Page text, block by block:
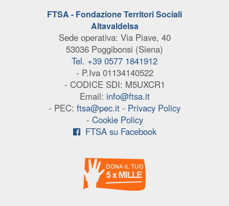
FTSA - Fondazione Territori Sociali
Altavaldelsa
Sede operativa: Via Piave, 40
53036 Poggibonsi (Siena)
Tel. +39 0577 1841912
- P.Iva 01134140522
- CODICE SDI: M5UXCR1
Email: info@ftsa.it
- PEC: ftsa@pec.it - Privacy Policy
- Cookie Policy
FTSA su Facebook